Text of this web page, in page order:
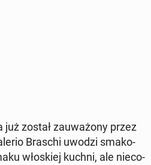
już został za­uwa­żo­ny przez
Braschi uwodzi sma­ko­
wło­skiej kuchni, ale nie­co­